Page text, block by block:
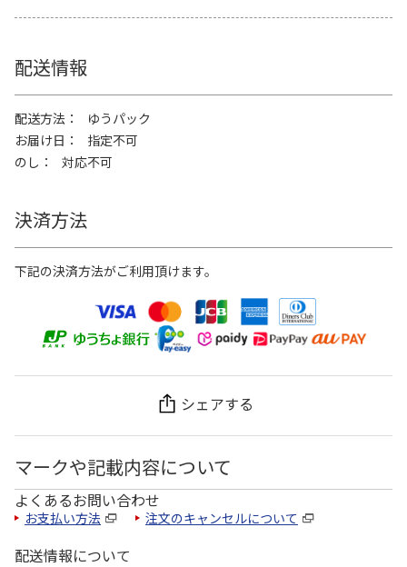
配送情報
配送方法
ゆうパック
お届け日
指定不可
のし
対応不可
決済方法
下記の決済方法がご利用頂けます。
シェアする
マークや記載内容について
よくあるお問い合わせ
お支払い方法 注文のキャンセルについて
配送情報について